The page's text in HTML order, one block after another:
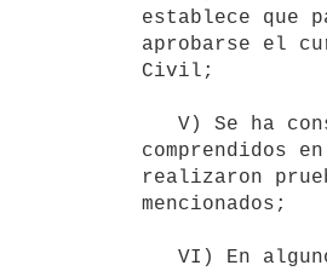
establece que
aprobarse el
Civil;
comprendidos
realizaron
mencionados;